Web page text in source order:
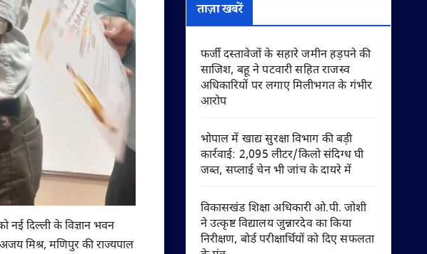
नई दिल्ली के विज्ञान भवन
अजय मिश्र, मणिपुर की राज्यपाल
ताज़ा खबरें
फर्जी दस्तावेजों के सहारे जमीन हड़पने की
साजिश, बहू ने पटवारी सहित राजस्व
अधिकारियों पर लगाए मिलीभगत के गंभीर
आरोप
भोपाल में खाद्य सुरक्षा विभाग की बड़ी
कार्रवाई: 2,095 लीटर/किलो संदिग्ध घी
जब्त, सप्लाई चेन भी जांच के दायरे में
विकासखंड शिक्षा अधिकारी ओ.पी. जोशी
ने उत्कृष्ट विद्यालय जुन्नारदेव का किया
निरीक्षण, बोर्ड परीक्षार्थियों को दिए सफलता